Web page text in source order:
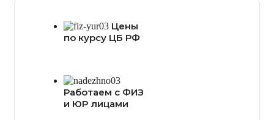
Цены
по курсу ЦБ РФ
Работаем с ФИЗ
и ЮР лицами